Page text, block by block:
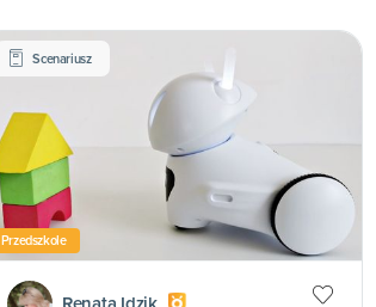
Scenariusz
Przedszkole